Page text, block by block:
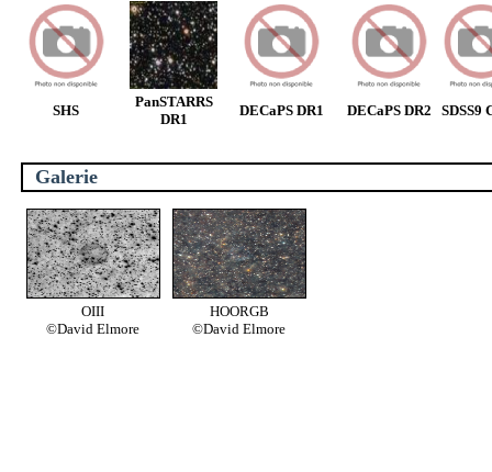
SHS
PanSTARRS
DR1
DECaPS DR1 DECaPS DR2 SDSS9
Galerie
OIII
©David Elmore
HOORGB
©David Elmore